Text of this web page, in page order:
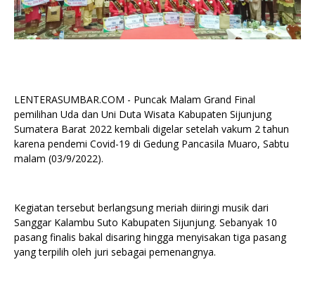
LENTERASUMBAR.COM - Puncak Malam Grand Final
pemilihan Uda dan Uni Duta Wisata Kabupaten Sijunjung
Sumatera Barat 2022 kembali digelar setelah vakum 2 tahun
karena pendemi Covid-19 di Gedung Pancasila Muaro, Sabtu
malam (03/9/2022).
Kegiatan tersebut berlangsung meriah diiringi musik dari
Sanggar Kalambu Suto Kabupaten Sijunjung. Sebanyak 10
pasang finalis bakal disaring hingga menyisakan tiga pasang
yang terpilih oleh juri sebagai pemenangnya.